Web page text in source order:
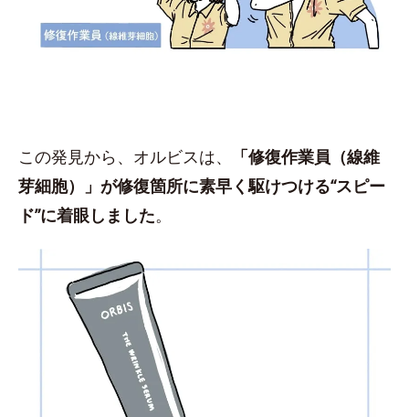
この発見から、オルビスは、
「修復作業員（線維
芽細胞）」が修復箇所に素早く駆けつける“スピー
ド”に着眼しました。